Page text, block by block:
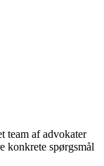
team af advokater
konkrete spørgsmål